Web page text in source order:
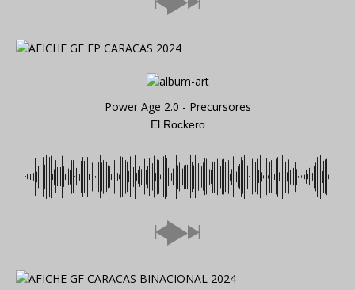
Power Age 2.0 - Precursores
El Rockero